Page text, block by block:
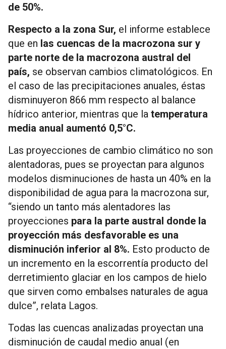
de 50%.
Respecto a la zona Sur, el informe establece
que en las cuencas de la macrozona sur y
parte norte de la macrozona austral del
país, se observan cambios climatológicos. En
el caso de las precipitaciones anuales, éstas
disminuyeron 866 mm respecto al balance
hídrico anterior, mientras que la temperatura
media anual aumentó 0,5°C.
Las proyecciones de cambio climático no son
alentadoras, pues se proyectan para algunos
modelos disminuciones de hasta un 40% en la
disponibilidad de agua para la macrozona sur,
“siendo un tanto más alentadores las
proyecciones para la parte austral donde la
proyección más desfavorable es una
disminución inferior al 8%. Esto producto de
un incremento en la escorrentía producto del
derretimiento glaciar en los campos de hielo
que sirven como embalses naturales de agua
dulce”, relata Lagos.
Todas las cuencas analizadas proyectan una
disminución de caudal medio anual (en